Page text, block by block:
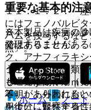
重要な基本的注
８．１． ショック
発現することがあ
ク、アナフィラキ
うこと。また、類
も遅発性副作用（
等）があらわれる
を十分に観察する
１１．１．２． 痙
にはフェノバルビ
パムを投与するな
照〕。
１１．１．３． 腎
ｃ Ｓｙｓｔｅｍ
不明）：外国にお
用後に、腎性全身
※本製品は疾病の診
ではありません。
ホーム
ノート